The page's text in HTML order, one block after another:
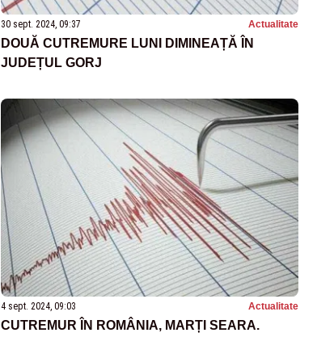
30 sept. 2024, 09:37 Actualitate
DOUĂ CUTREMURE LUNI DIMINEAȚĂ ÎN
JUDEȚUL GORJ
4 sept. 2024, 09:03 Actualitate
CUTREMUR ÎN ROMÂNIA, MARȚI SEARA.